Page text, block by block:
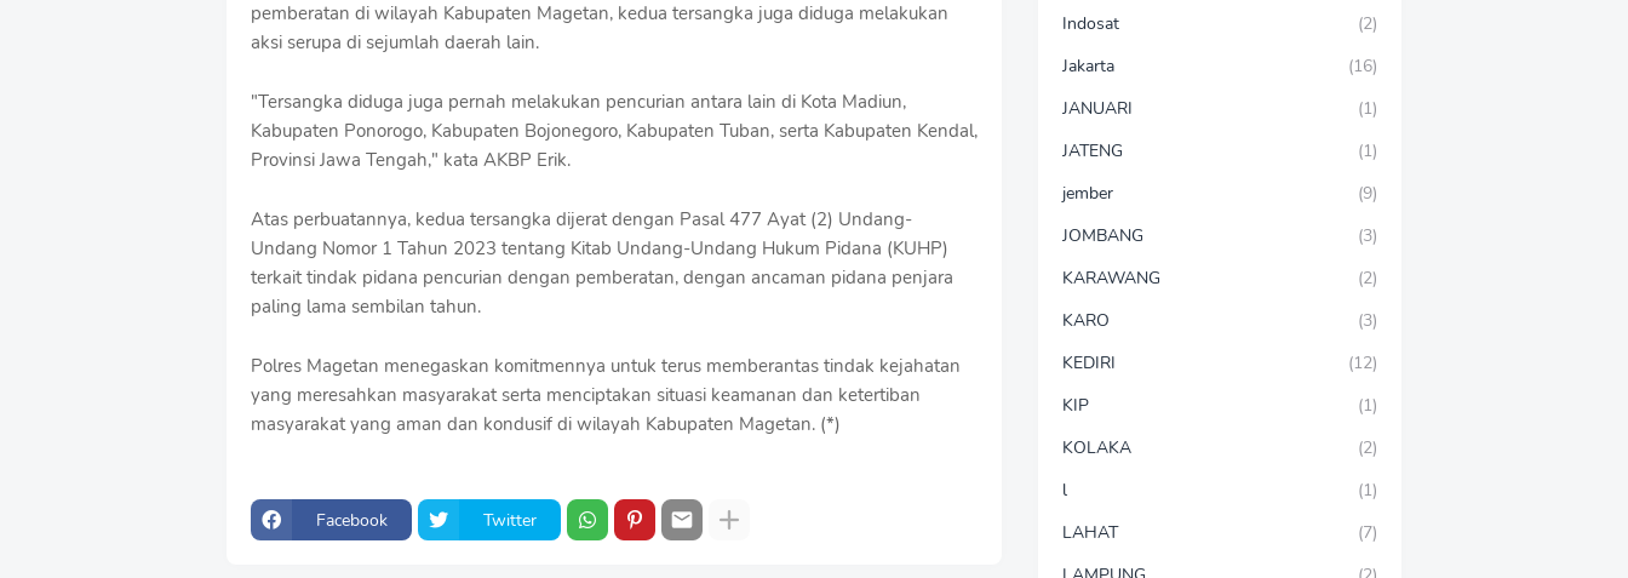
pemberatan di wilayah Kabupaten Magetan, kedua tersangka juga diduga melakukan
aksi serupa di sejumlah daerah lain.
"Tersangka diduga juga pernah melakukan pencurian antara lain di Kota Madiun,
Kabupaten Ponorogo, Kabupaten Bojonegoro, Kabupaten Tuban, serta Kabupaten Kendal,
Provinsi Jawa Tengah," kata AKBP Erik.
Atas perbuatannya, kedua tersangka dijerat dengan Pasal 477 Ayat (2) Undang-
Undang Nomor 1 Tahun 2023 tentang Kitab Undang-Undang Hukum Pidana (KUHP)
terkait tindak pidana pencurian dengan pemberatan, dengan ancaman pidana penjara
paling lama sembilan tahun.
Polres Magetan menegaskan komitmennya untuk terus memberantas tindak kejahatan
yang meresahkan masyarakat serta menciptakan situasi keamanan dan ketertiban
masyarakat yang aman dan kondusif di wilayah Kabupaten Magetan. (*)
Facebook Twitter
Indosat
(2)
Jakarta
(16)
JANUARI
(1)
JATENG
(1)
jember
(9)
JOMBANG
(3)
KARAWANG
(2)
KARO
(3)
KEDIRI
(12)
KIP
(1)
KOLAKA
(2)
l
(1)
LAHAT
(7)